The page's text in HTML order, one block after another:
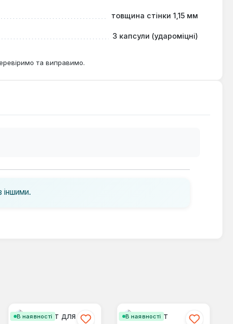
товщина стінки 1,15 мм
3 капсули (удароміцні)
та виправимо.
іншими.
В наявності В наявності